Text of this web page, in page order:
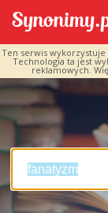
Ten serwis
Technologia ta jest
reklamowych.